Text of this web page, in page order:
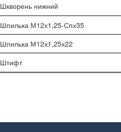
Шкворень нижний
Шпилька М12х1,25-Спх35
Шпилька М12х1,25х22
Штифт